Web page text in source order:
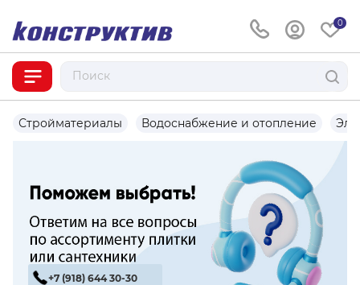
0
Стройматериалы Водоснабжение и отопление
+7 (918) 644 30-30